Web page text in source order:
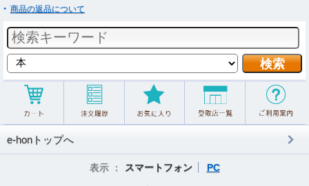
商品の返品について
e-honトップへ
表示 ： スマートフォン PC